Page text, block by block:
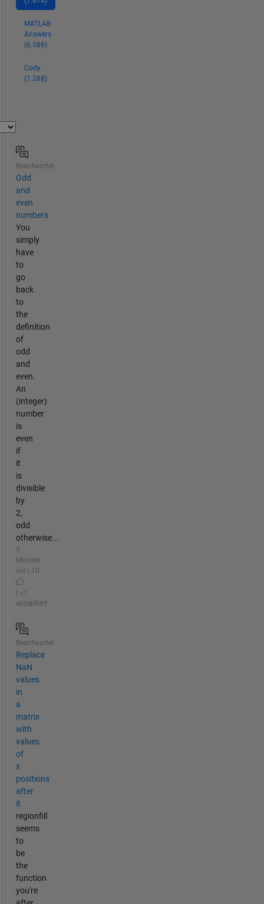
MATLAB
Answers
(6.386)
Cody
(1.288)
Beantwortet
Odd
and
even
numbers
You
simply
have
to
go
back
to
the
definition
of
odd
and
even.
An
(integer)
number
is
even
if
it
is
divisible
by
2,
odd
otherwise...
4
Monate
vor | 10
akzeptiert
Beantwortet
Replace
NaN
values
in
a
matrix
with
values
of
x
positions
after
it
regionfill
seems
to
be
the
function
you're